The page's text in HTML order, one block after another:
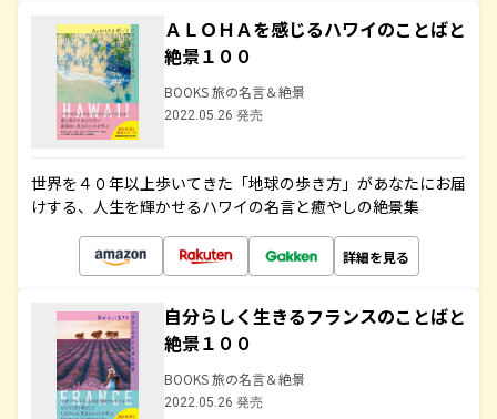
ＡＬＯＨＡを感じるハワイのことばと
絶景１００
BOOKS 旅の名言＆絶景
2022.05.26 発売
世界を４０年以上歩いてきた「地球の歩き方」があなたにお届
けする、人生を輝かせるハワイの名言と癒やしの絶景集
詳細を見る
自分らしく生きるフランスのことばと
絶景１００
BOOKS 旅の名言＆絶景
2022.05.26 発売